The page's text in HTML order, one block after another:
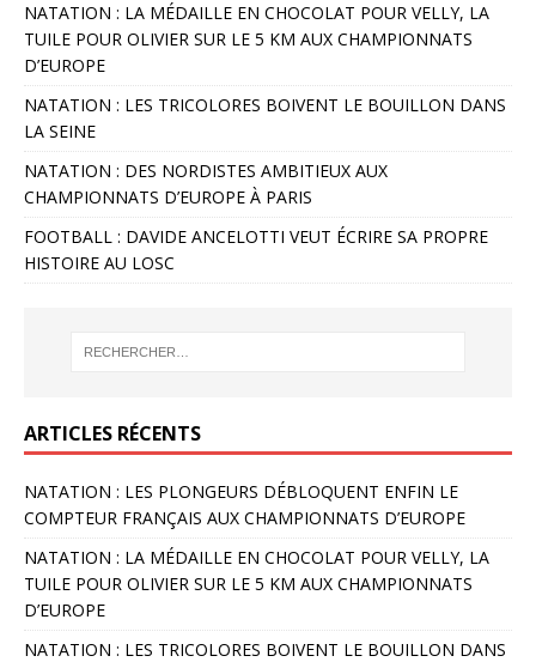
NATATION : LA MÉDAILLE EN CHOCOLAT POUR VELLY, LA
TUILE POUR OLIVIER SUR LE 5 KM AUX CHAMPIONNATS
D’EUROPE
NATATION : LES TRICOLORES BOIVENT LE BOUILLON DANS
LA SEINE
NATATION : DES NORDISTES AMBITIEUX AUX
CHAMPIONNATS D’EUROPE À PARIS
FOOTBALL : DAVIDE ANCELOTTI VEUT ÉCRIRE SA PROPRE
HISTOIRE AU LOSC
ARTICLES RÉCENTS
NATATION : LES PLONGEURS DÉBLOQUENT ENFIN LE
COMPTEUR FRANÇAIS AUX CHAMPIONNATS D’EUROPE
NATATION : LA MÉDAILLE EN CHOCOLAT POUR VELLY, LA
TUILE POUR OLIVIER SUR LE 5 KM AUX CHAMPIONNATS
D’EUROPE
NATATION : LES TRICOLORES BOIVENT LE BOUILLON DANS